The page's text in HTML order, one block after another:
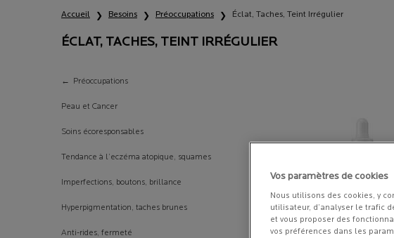
Accueil
Besoins Préoccupations Éclat, Taches, Teint Irrégulier
ÉCLAT, TACHES, TEINT IRRÉGULIER
Préoccupations
Peau et Cancer
Soins écoresponsables
Tendance à l’eczéma atopique, squames
Imperfections, boutons, brillance
Hyperpigmentation, taches brunes
Anti-rides, fermeté
Vos paramètres de cookies
Nous utilisons des cookies, y
utilisateur, d’analyser le trafic
et vous proposer des
vos préférences dans les